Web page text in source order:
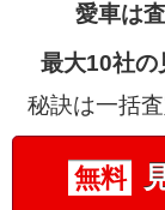
愛車は
最大10社の
秘訣は一括
無料